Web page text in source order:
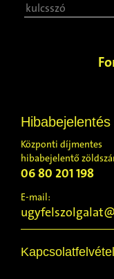
Hibabejelentés
Központi díjmentes
hibabejelentő
06 80 201 198
E-mail:
Kapcsolatfelvétel